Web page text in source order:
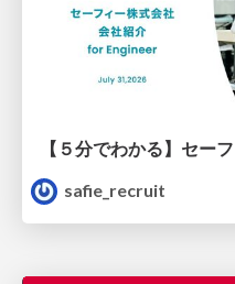
safie_recruit